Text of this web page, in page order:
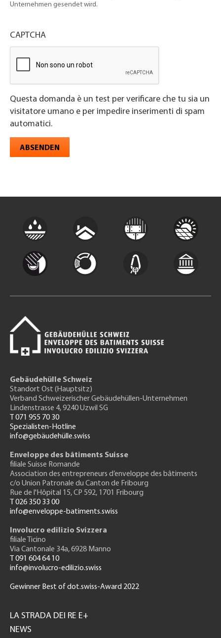
Unternehmen gesendet wird.
CAPTCHA
Questa domanda è un test per verificare che tu sia un
visitatore umano e per impedire inserimenti di spam
automatici.
ABSENDEN
Gebäudehülle Schweiz
Standort Ost (Hauptsitz)
Verband Schweizerischer Gebäudehüllen-Unternehmen
Lindenstrasse 4, 9240 Uzwil SG
T 071 955 70 30
Spezialisten-Hotline
info@gebäudehülle.swiss
Enveloppe des bâtiments Suisse
filiale Suisse Romande
Association des entrepreneurs d’enveloppe des bâtiments
c/o Union Patronale du Canton de Fribourg
Rue de l'Hôpital 15, CP 592, 1701 Fribourg
T 026 350 33 00
info@enveloppe-batiments.swiss
Involucro edilizio Svizzera
filiale Ticino
Via Cantonale 34a, 6928 Manno
T 091 604 64 10
info@involucro-edilizio.swiss
Gewinner Best of dot.swiss-Award 2022
GH
LA STRADA DEI RE E+
NEWS